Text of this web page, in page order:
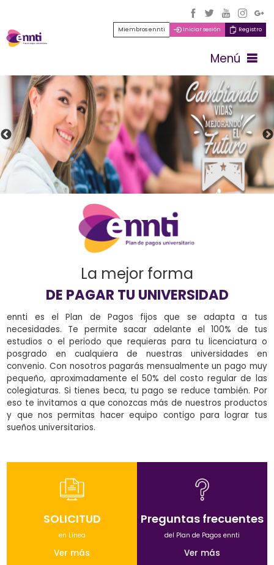
Miembros ennti Iniciar sesión Registro
Menú
La mejor forma
DE PAGAR TU UNIVERSIDAD
ennti es el Plan de Pagos fijos que se adapta a tus
necesidades. Te permite sacar adelante el 100% de tus
estudios o el periodo que requieras para tu licenciatura o
posgrado en cualquiera de nuestras universidades en
convenio. Con nosotros pagarás mensualmente un pago muy
pequeño, aproximadamente el 50% del costo regular de las
colegiaturas. Si tienes beca, tu pago se reduce también. Por
eso te invitamos a que conozcas más de nuestros productos
y que nos permitas hacer equipo contigo para lograr tus
sueños universitarios.
SOLICITUD
en Línea
Ver más
Preguntas frecuentes
del Plan de Pagos ennti
Ver más